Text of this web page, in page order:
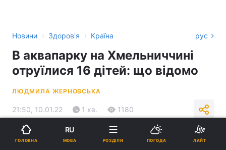
Новини › Здоров'я › Країна рус
В аквапарку на Хмельниччині
отруїлися 16 дітей: що відомо
ЛЮДМИЛА ЖЕРНОВСЬКА
21:50, 10.01.22 1 хв. 1180
Підпишіться на нас в Google
ГОЛОВНА
RU
МОВА РОЗДІЛИ ПОГОДА ЛАЙТ